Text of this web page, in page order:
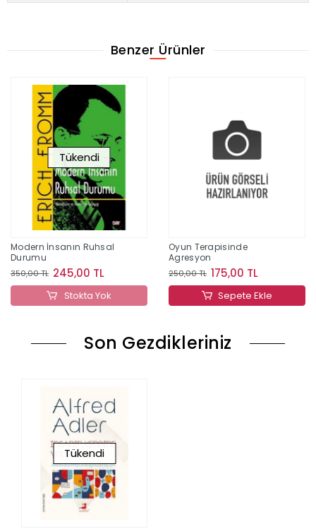
Benzer Ürünler
Tükendi
Modern İnsanın Ruhsal
Durumu
350,00 TL 245,00 TL
Stokta Yok
Oyun Terapisinde
Agresyon
250,00 TL 175,00 TL
Sepete Ekle
Son Gezdikleriniz
Tükendi